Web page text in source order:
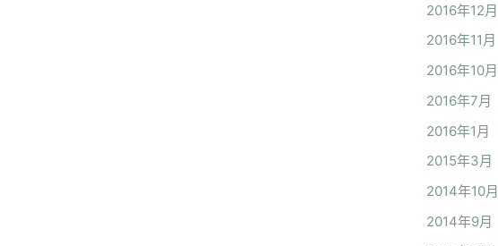
2016年12月
2016年11月
2016年10月
2016年7月
2016年1月
2015年3月
2014年10月
2014年9月